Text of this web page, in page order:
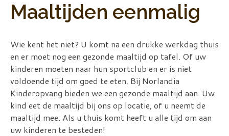
Maaltijden eenmalig
Wie kent het niet? U komt na een drukke werkdag thuis
en er moet nog een gezonde maaltijd op tafel. Of uw
kinderen moeten naar hun sportclub en er is niet
voldoende tijd om goed te eten. Bij Norlandia
Kinderopvang bieden we een gezonde maaltijd aan. Uw
kind eet de maaltijd bij ons op locatie, of u neemt de
maaltijd mee. Als u thuis komt heeft u alle tijd om aan
uw kinderen te besteden!